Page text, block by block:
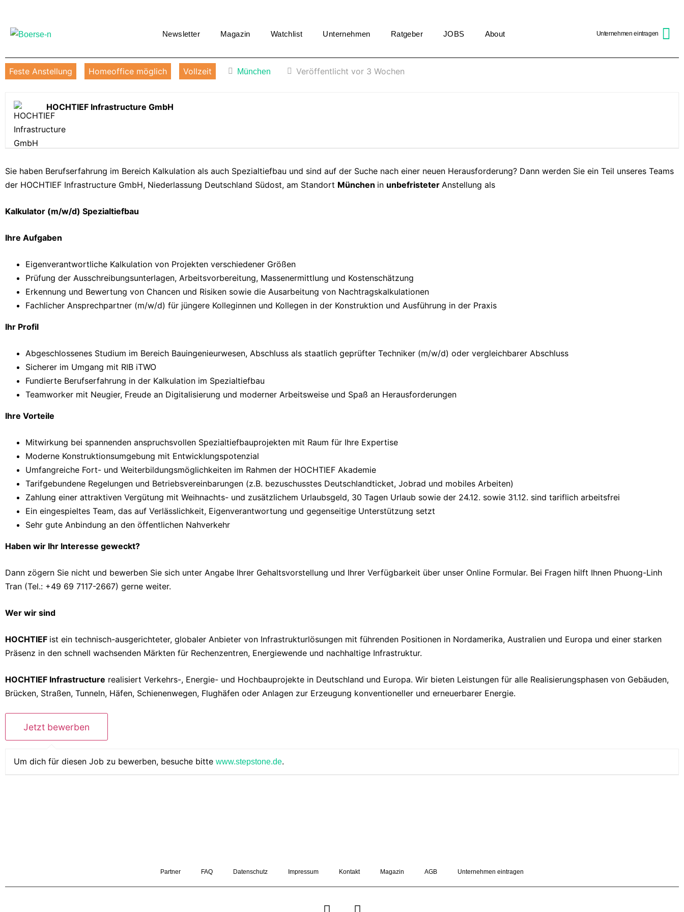
Newsletter Magazin Watchlist Unternehmen Ratgeber JOBS About Unternehmen eintragen
Feste Anstellung Homeoffice möglich Vollzeit München Veröffentlicht vor 3 Wochen
HOCHTIEF Infrastructure GmbH
Sie haben Berufserfahrung im Bereich Kalkulation als auch Spezialtiefbau und sind auf der Suche nach einer neuen Herausforderung? Dann werden Sie ein Teil unseres Teams
der HOCHTIEF Infrastructure GmbH, Niederlassung Deutschland Südost, am Standort München in unbefristeter Anstellung als
Kalkulator (m/w/d) Spezialtiefbau
Ihre Aufgaben
Eigenverantwortliche Kalkulation von Projekten verschiedener Größen
Prüfung der Ausschreibungsunterlagen, Arbeitsvorbereitung, Massenermittlung und Kostenschätzung
Erkennung und Bewertung von Chancen und Risiken sowie die Ausarbeitung von Nachtragskalkulationen
Fachlicher Ansprechpartner (m/w/d) für jüngere Kolleginnen und Kollegen in der Konstruktion und Ausführung in der Praxis
Ihr Profil
Abgeschlossenes Studium im Bereich Bauingenieurwesen, Abschluss als staatlich geprüfter Techniker (m/w/d) oder vergleichbarer Abschluss
Sicherer im Umgang mit RIB iTWO
Fundierte Berufserfahrung in der Kalkulation im Spezialtiefbau
Teamworker mit Neugier, Freude an Digitalisierung und moderner Arbeitsweise und Spaß an Herausforderungen
Ihre Vorteile
Mitwirkung bei spannenden anspruchsvollen Spezialtiefbauprojekten mit Raum für Ihre Expertise
Moderne Konstruktionsumgebung mit Entwicklungspotenzial
Umfangreiche Fort- und Weiterbildungsmöglichkeiten im Rahmen der HOCHTIEF Akademie
Tarifgebundene Regelungen und Betriebsvereinbarungen (z.B. bezuschusstes Deutschlandticket, Jobrad und mobiles Arbeiten)
Zahlung einer attraktiven Vergütung mit Weihnachts- und zusätzlichem Urlaubsgeld, 30 Tagen Urlaub sowie der 24.12. sowie 31.12. sind tariflich arbeitsfrei
Ein eingespieltes Team, das auf Verlässlichkeit, Eigenverantwortung und gegenseitige Unterstützung setzt
Sehr gute Anbindung an den öffentlichen Nahverkehr
Haben wir Ihr Interesse geweckt?
Dann zögern Sie nicht und bewerben Sie sich unter Angabe Ihrer Gehaltsvorstellung und Ihrer Verfügbarkeit über unser Online Formular. Bei Fragen hilft Ihnen Phuong-Linh
Tran (Tel.: +49 69 7117-2667) gerne weiter.
Wer wir sind
HOCHTIEF ist ein technisch-ausgerichteter, globaler Anbieter von Infrastrukturlösungen mit führenden Positionen in Nordamerika, Australien und Europa und einer starken
Präsenz in den schnell wachsenden Märkten für Rechenzentren, Energiewende und nachhaltige Infrastruktur.
HOCHTIEF Infrastructure realisiert Verkehrs-, Energie- und Hochbauprojekte in Deutschland und Europa. Wir bieten Leistungen für alle Realisierungsphasen von Gebäuden,
Brücken, Straßen, Tunneln, Häfen, Schienenwegen, Flughäfen oder Anlagen zur Erzeugung konventioneller und erneuerbarer Energie.
Um dich für diesen Job zu bewerben, besuche bitte www.stepstone.de.
Partner FAQ Datenschutz Impressum Kontakt Magazin AGB Unternehmen eintragen